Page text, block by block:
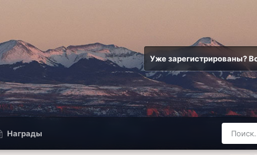
Уже зарегистрированы?
Награды